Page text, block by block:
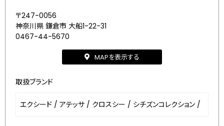
〒247-0056
神奈川県 鎌倉市 大船1-22-31
0467-44-5670
MAPを表示する
取扱ブランド
エクシード / アテッサ / クロスシー / シチズンコレクション /